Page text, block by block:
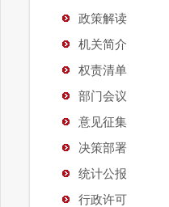
政策解读
机关简介
权责清单
部门会议
意见征集
决策部署
统计公报
行政许可